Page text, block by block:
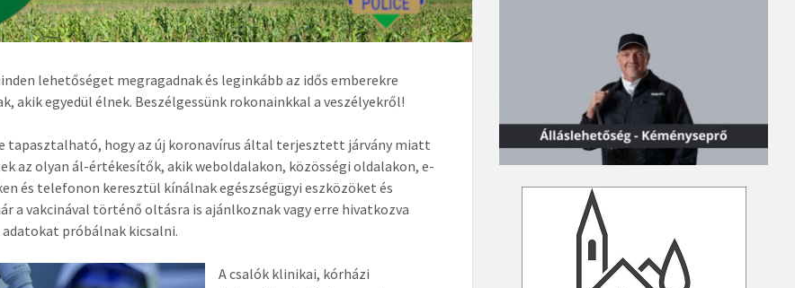
lehetőséget megragadnak és leginkább az idős emberekre
akik egyedül élnek. Beszélgessünk rokonainkkal a veszélyekről!
tapasztalható, hogy az új koronavírus által terjesztett járvány miatt
az olyan ál-értékesítők, akik weboldalakon, közösségi oldalakon, e-
és telefonon keresztül kínálnak egészségügyi eszközöket és
a vakcinával történő oltásra is ajánlkoznak vagy erre hivatkozva
adatokat próbálnak kicsalni.
A csalók klinikai, kórházi